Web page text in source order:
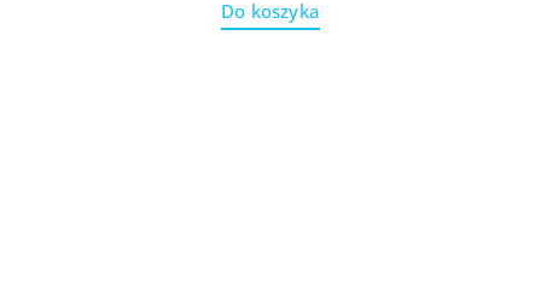
Do koszyka